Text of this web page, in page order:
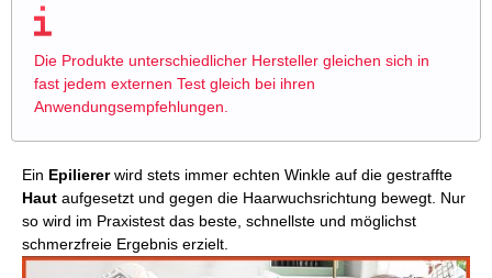
Die Produkte unterschiedlicher Hersteller gleichen sich in
fast jedem externen Test gleich bei ihren
Anwendungsempfehlungen.
Ein Epiliererwird stets immer echten Winkle auf die gestraffte
Haut aufgesetzt und gegen die Haarwuchsrichtung bewegt. Nur
so wird im Praxistest das beste, schnellste und möglichst
schmerzfreie Ergebnis erzielt.